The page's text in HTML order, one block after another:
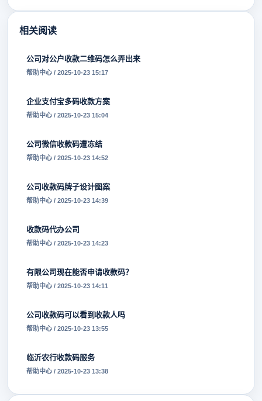
相关阅读
公司对公户收款二维码怎么弄出来
帮助中心 / 2025-10-23 15:17
企业支付宝多码收款方案
帮助中心 / 2025-10-23 15:04
公司微信收款码遭冻结
帮助中心 / 2025-10-23 14:52
公司收款码牌子设计图案
帮助中心 / 2025-10-23 14:39
收款码代办公司
帮助中心 / 2025-10-23 14:23
有限公司现在能否申请收款码？
帮助中心 / 2025-10-23 14:11
公司收款码可以看到收款人吗
帮助中心 / 2025-10-23 13:55
临沂农行收款码服务
帮助中心 / 2025-10-23 13:38